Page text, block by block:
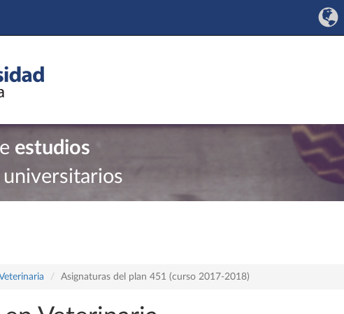
estudios
universitarios
Asignaturas del plan 451 (curso 2017-2018)